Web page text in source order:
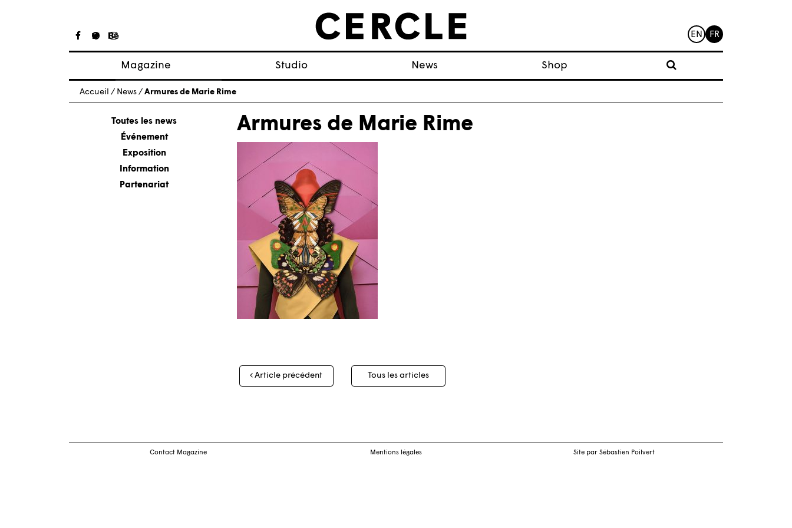
EN FR
Magazine
Articles
À propos
Numéros
Studio News Shop
Accueil / News / Armures de Marie Rime
Toutes les news
Événement
Exposition
Information
Partenariat
Armures de Marie Rime
Navigation
des
Article précédent Tous les articles
Contact Magazine Mentions légales Site par Sébastien Poilvert